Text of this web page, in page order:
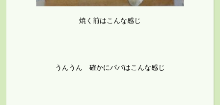
焼く前はこんな感じ
うんうん 確かにパパはこんな感じ